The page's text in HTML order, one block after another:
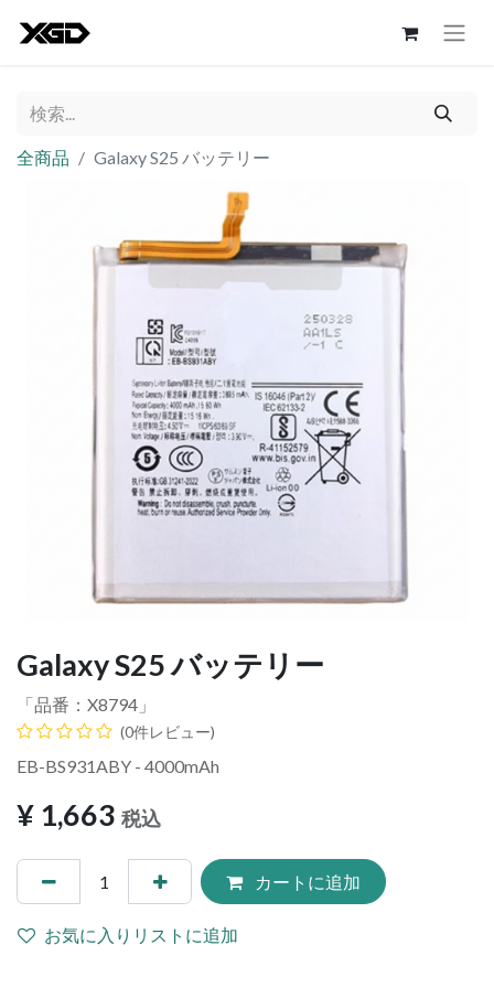
全商品 Galaxy S25 バッテリー
Galaxy S25 バッテリー
「品番： X8794 」
(0件レビュー)
EB-BS931ABY - 4000mAh
¥ 1,663 税込
カートに追加
お気に入りリストに追加